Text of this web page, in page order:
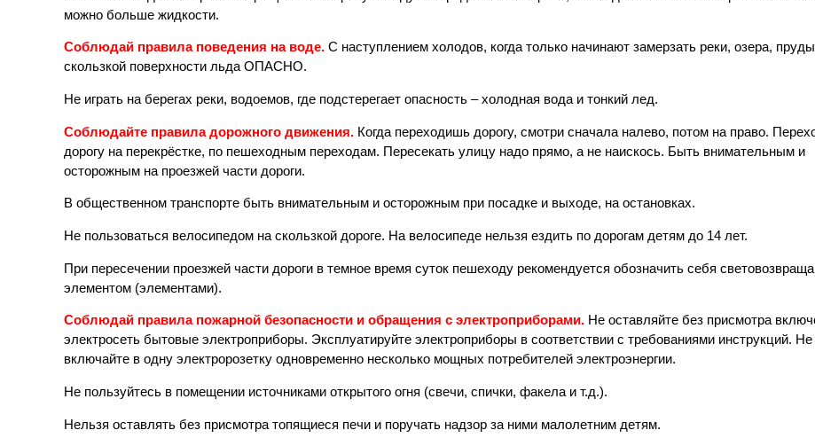
можно больше жидкости.
Соблюдай правила поведения на воде. С наступлением холодов, когда только начинают замерзать реки, озера,
скользкой поверхности льда ОПАСНО.
Не играть на берегах реки, водоемов, где подстерегает опасность – холодная вода и тонкий лед.
Соблюдайте правила дорожного движения. Когда переходишь дорогу, смотри сначала налево, потом на право.
дорогу на перекрёстке, по пешеходным переходам. Пересекать улицу надо прямо, а не наискось. Быть внимательным и
осторожным на проезжей части дороги.
В общественном транспорте быть внимательным и осторожным при посадке и выходе, на остановках.
Не пользоваться велосипедом на скользкой дороге. На велосипеде нельзя ездить по дорогам детям до 14 лет.
При пересечении проезжей части дороги в темное время суток пешеходу рекомендуется обозначить себя
элементом (элементами).
Соблюдай правила пожарной безопасности и обращения с электроприборами. Не оставляйте без присмотра
электросеть бытовые электроприборы. Эксплуатируйте электроприборы в соответствии с требованиями инструкций. Не
включайте в одну электророзетку одновременно несколько мощных потребителей электроэнергии.
Не пользуйтесь в помещении источниками открытого огня (свечи, спички, факела и т.д.).
Нельзя оставлять без присмотра топящиеся печи и поручать надзор за ними малолетним детям.